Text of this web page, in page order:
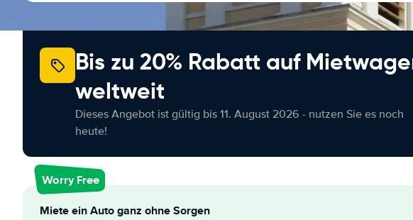
Bis zu 20% Rabatt auf
weltweit
Dieses Angebot ist gültig bis 11. August 2026 - nutzen Sie es noch
heute!
Worry Free
Miete ein Auto ganz ohne Sorgen